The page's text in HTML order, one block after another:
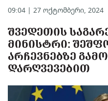
09:04 | 27 ოქტომბერი, 2024
ᲨᲕᲔᲓᲔᲗᲘᲡ
ᲛᲘᲜᲘᲡᲢᲠᲘ:
ᲐᲠᲩᲔᲕᲜᲔᲑᲖᲔ
ᲓᲐᲠᲦᲕᲔᲕᲔᲑᲘᲗ